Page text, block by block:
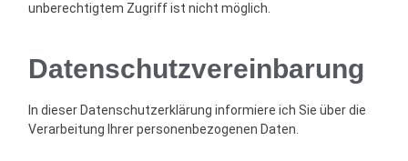
unberechtigtem Zugriff ist nicht möglich.
Datenschutzvereinbarung
In dieser Datenschutzerklärung informiere ich Sie über die
Verarbeitung Ihrer personenbezogenen Daten.